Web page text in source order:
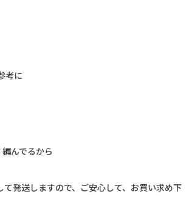
考に
編んでるから
て発送しますので、 ご安心して、 お買い求め下